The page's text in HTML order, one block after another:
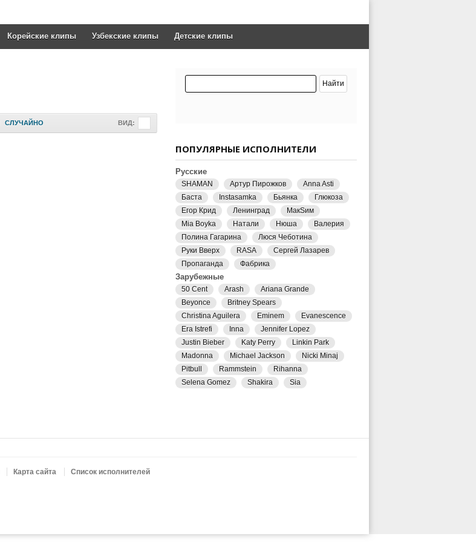
Корейские клипы Узбекские клипы Детские клипы
СЛУЧАЙНО ВИД:
ПОПУЛЯРНЫЕ ИСПОЛНИТЕЛИ
Русские
SHAMAN Артур Пирожков
Anna Asti
Баста
Instasamka Бьянка
Глюкоза
Егор Крид
Ленинград
МакSим
Mia Boyka
Натали Нюша
Валерия
Полина Гагарина
Люся Чеботина
Руки Вверх
RASA
Сергей Лазарев
Пропаганда
Фабрика
Зарубежные
50 Cent Arash
Ariana Grande
Beyonce
Britney Spears
Christina Aguilera
Eminem
Evanescence
Era Istrefi
Inna
Jennifer Lopez
Justin Bieber
Katy Perry
Linkin Park
Madonna
Michael Jackson
Nicki Minaj
Pitbull
Rammstein
Rihanna
Selena Gomez
Shakira Sia
Карта сайта
Список исполнителей